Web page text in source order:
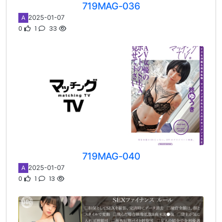
719MAG-036
A 2025-01-07
0 1 33
719MAG-040
A 2025-01-07
0 1 13